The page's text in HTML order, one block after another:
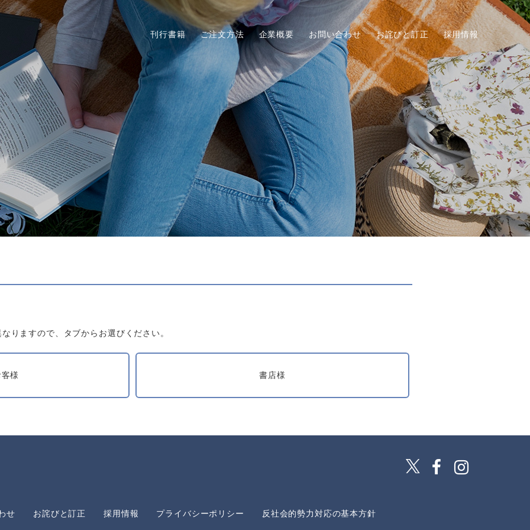
刊行書籍 ご注文方法 企業概要 お問い合わせ お詫びと訂正 採用情報
りますので、タブからお選びください。
様 書店様
せ お詫びと訂正 採用情報 プライバシーポリシー 反社会的勢力対応の基本方針